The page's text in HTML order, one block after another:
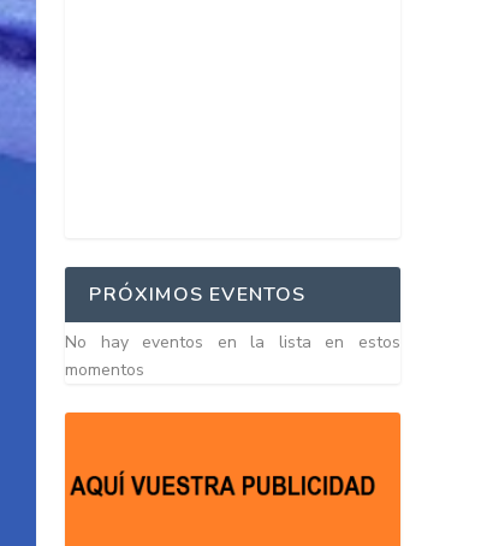
PRÓXIMOS EVENTOS
No hay eventos en la lista en estos
momentos